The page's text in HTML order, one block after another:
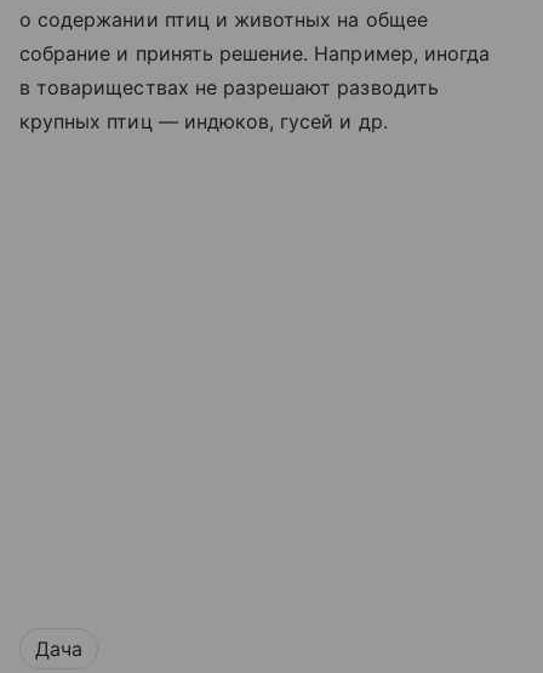
о содержании птиц и животных на общее
собрание и принять решение. Например, иногда
в товариществах не разрешают разводить
крупных птиц — индюков, гусей и др.
Дача